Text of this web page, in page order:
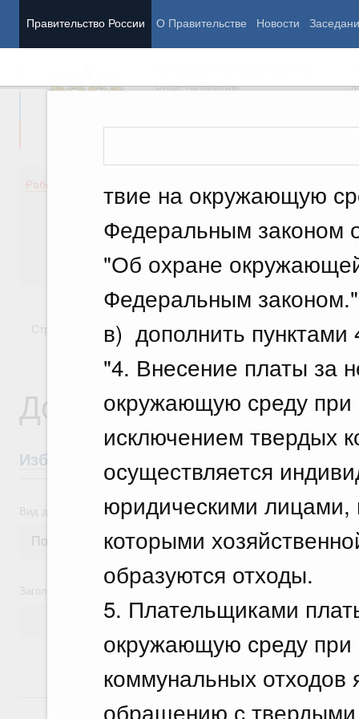
Правительство России О Правительстве Новости
твие на окружающую
Федеральным законом
"Об охране
Федеральным
в) дополнить
"4. Внесение платы за
окружающую среду
исключением твердых
осуществляется
юридическими лицами,
которыми
образуются отходы.
5. Плательщиками
окружающую среду
коммунальных отходов
обращению с
Вице-премьеры
Работа Правительства
Здоровье
Культура
Государство
Стратегии Государственные программы
Документы
Избранные документы со справками к
Вид документа
Заголовок или текст документа
14 июля, вторник